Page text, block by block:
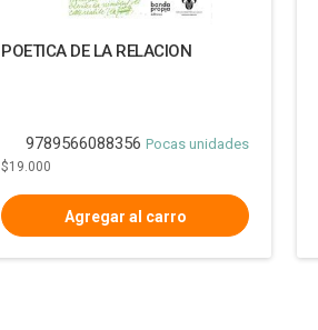
POETICA DE LA RELACION
9789566088356 Pocas unidades
$19.000